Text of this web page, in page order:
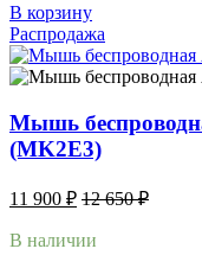
В корзину
Распродажа
Мышь
(MK2E3)
11 900 ₽ 12 650₽
В наличии